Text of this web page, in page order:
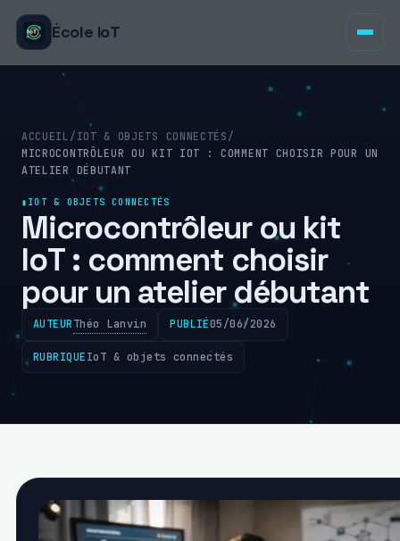
École IoT
ACCUEIL / IOT & OBJETS CONNECTÉS /
MICROCONTRÔLEUR OU KIT IOT : COMMENT CHOISIR POUR UN
ATELIER DÉBUTANT
IOT & OBJETS CONNECTÉS
Microcontrôleur ou kit
IoT : comment choisir
pour un atelier débutant
AUTEURThéo Lanvin PUBLIÉ05/06/2026
RUBRIQUEIoT & objets connectés